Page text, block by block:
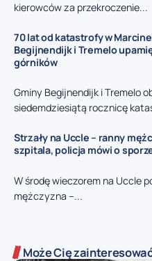
kierowców za przekroczenie...
70 lat od katastrofy w
Begijnendijk i Tremelo
górników
Gminy Begijnendijk i Tremelo
siedemdziesiątą rocznicę
Strzały na Uccle – ranny
szpitala, policja mówi o
W środę wieczorem na Uccle
mężczyzna –...
Może Cię